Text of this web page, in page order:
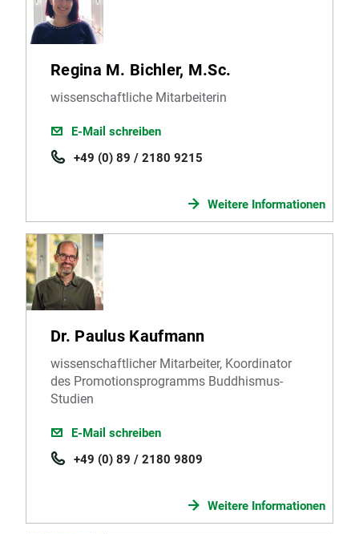
Regina M. Bichler, M.Sc.
wissenschaftliche Mitarbeiterin
E-Mail schreiben
+49 (0) 89 / 2180 9215
Weitere Informationen
Dr. Paulus Kaufmann
wissenschaftlicher Mitarbeiter, Koordinator
des Promotionsprogramms Buddhismus-
Studien
E-Mail schreiben
+49 (0) 89 / 2180 9809
Weitere Informationen